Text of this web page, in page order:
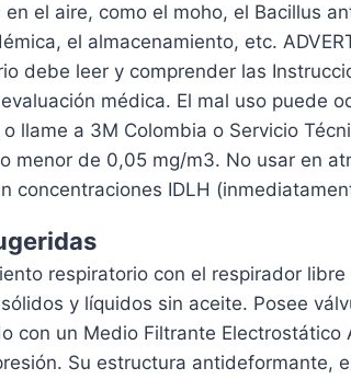
el aire, como el moho, el Bacillus
el almacenamiento, etc.
debe leer y comprender las
médica. El mal uso puede
llame a 3M Colombia o Servicio
menor de 0,05 mg/m3. No usar en
concentraciones IDLH
respiratorio con el respirador
y líquidos sin aceite. Posee
con un Medio Filtrante
Su estructura antideformante,